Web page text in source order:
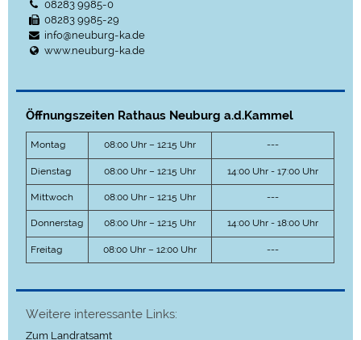
08283 9985-0
08283 9985-29
info@neuburg-ka.de
www.neuburg-ka.de
Öffnungszeiten Rathaus Neuburg a.d.Kammel
Montag 08:00 Uhr – 12:15 Uhr ---
Dienstag 08:00 Uhr – 12:15 Uhr 14:00 Uhr - 17:00 Uhr
Mittwoch 08:00 Uhr – 12:15 Uhr ---
Donnerstag 08:00 Uhr – 12:15 Uhr 14:00 Uhr - 18:00 Uhr
Freitag 08:00 Uhr – 12:00 Uhr ---
Weitere interessante Links:
Zum Landratsamt